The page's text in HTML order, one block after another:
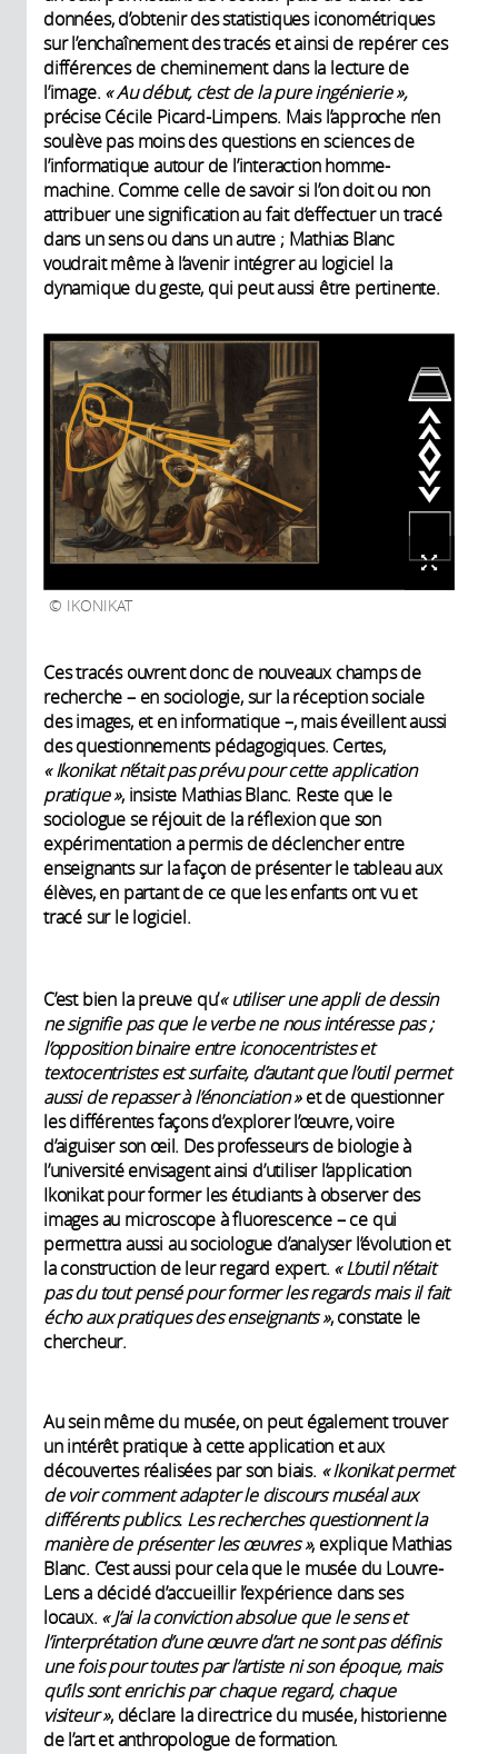
données, d’obtenir des statistiques iconométriques
sur l’enchaînement des tracés et ainsi de repérer ces
différences de cheminement dans la lecture de
l’image. «Au début, c’est de la pure ingénierie »,
précise Cécile Picard-Limpens. Mais l’approche n’en
soulève pas moins des questions en sciences de
l’informatique autour de l’interaction homme-
machine. Comme celle de savoir si l’on doit ou non
attribuer une signification au fait d’effectuer un tracé
dans un sens ou dans un autre ; Mathias Blanc
voudrait même à l’avenir intégrer au logiciel la
dynamique du geste, qui peut aussi être pertinente.
IKONIKAT
Ces tracés ouvrent donc de nouveaux champs de
recherche – en sociologie, sur la réception sociale
des images, et en informatique –, mais éveillent aussi
des questionnements pédagogiques. Certes,
« Ikonikat n’était pas prévu pour cette application
pratique », insiste Mathias Blanc. Reste que le
sociologue se réjouit de la réflexion que son
expérimentation a permis de déclencher entre
enseignants sur la façon de présenter le tableau aux
élèves, en partant de ce que les enfants ont vu et
tracé sur le logiciel.
C’est bien la preuve qu’« utiliser une appli de dessin
ne signifie pas que le verbe ne nous intéresse pas ;
l’opposition binaire entre iconocentristes et
textocentristes est surfaite, d’autant que l’outil permet
aussi de repasser à l’énonciation »et de questionner
les différentes façons d’explorer l’œuvre, voire
d’aiguiser son œil. Des professeurs de biologie à
l’université envisagent ainsi d’utiliser l’application
Ikonikat pour former les étudiants à observer des
images au microscope à fluorescence – ce qui
permettra aussi au sociologue d’analyser l’évolution et
la construction de leur regard expert. « L’outil n’était
pas du tout pensé pour former les regards mais il fait
écho aux pratiques des enseignants », constate le
chercheur.
Au sein même du musée, on peut également trouver
un intérêt pratique à cette application et aux
découvertes réalisées par son biais. « Ikonikat permet
de voir comment adapter le discours muséal aux
différents publics. Les recherches questionnent la
manière de présenter les œuvres », explique Mathias
Blanc. C’est aussi pour cela que le musée du Louvre-
Lens a décidé d’accueillir l’expérience dans ses
locaux. « J’ai la conviction absolue que le sens et
l’interprétation d’une œuvre d’art ne sont pas définis
une fois pour toutes par l’artiste ni son époque, mais
qu’ils sont enrichis par chaque regard, chaque
visiteur », déclare la directrice du musée, historienne
de l’art et anthropologue de formation.